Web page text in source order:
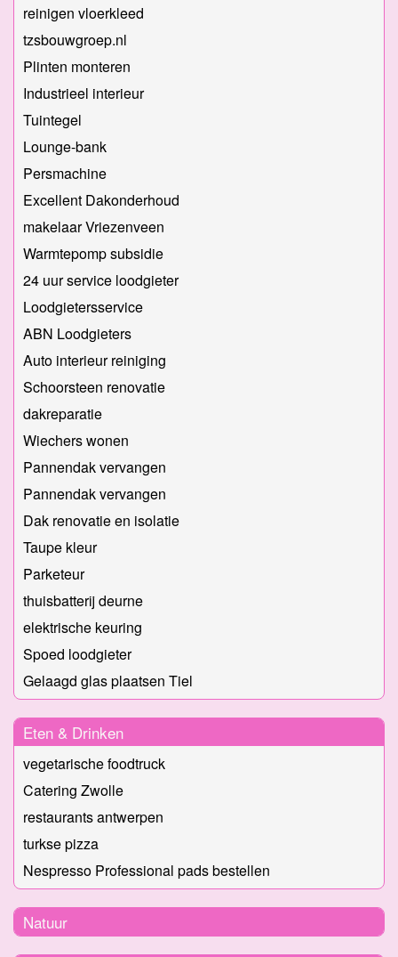
reinigen vloerkleed
tzsbouwgroep.nl
Plinten monteren
Industrieel interieur
Tuintegel
Lounge-bank
Persmachine
Excellent Dakonderhoud
makelaar Vriezenveen
Warmtepomp subsidie
24 uur service loodgieter
Loodgietersservice
ABN Loodgieters
Auto interieur reiniging
Schoorsteen renovatie
dakreparatie
Wiechers wonen
Pannendak vervangen
Pannendak vervangen
Dak renovatie en isolatie
Taupe kleur
Parketeur
thuisbatterij deurne
elektrische keuring
Spoed loodgieter
Gelaagd glas plaatsen Tiel
Eten & Drinken
vegetarische foodtruck
Catering Zwolle
restaurants antwerpen
turkse pizza
Nespresso Professional pads bestellen
Natuur